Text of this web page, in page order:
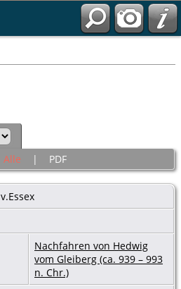
Alle | PDF
v.Essex
Nachfahren von Hedwig
vom Gleiberg (ca. 939 – 993
n. Chr.)